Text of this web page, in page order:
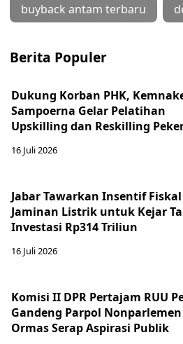
buyback antam terbaru
Berita Populer
Dukung Korban PHK,
Sampoerna Gelar Pelatihan
Upskilling dan Reskilling
16 Juli 2026
Jabar Tawarkan Insentif
Jaminan Listrik untuk Kejar
Investasi Rp314 Triliun
16 Juli 2026
Komisi II DPR Pertajam RUU
Gandeng Parpol
Ormas Serap Aspirasi Publik